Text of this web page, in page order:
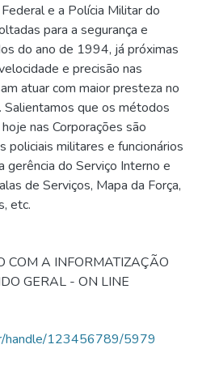
e a Polícia Militar do
para a segurança e
do ano de 1994, já próximas
e precisão nas
atuar com maior presteza no
Salientamos que os métodos
nas Corporações são
militares e funcionários
gerência do Serviço Interno e
de Serviços, Mapa da Força,
etc.
A INFORMATIZAÇÃO
GERAL - ON LINE
handle/123456789/5979